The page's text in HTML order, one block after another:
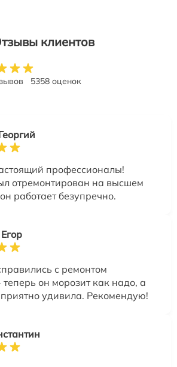
клиентов
5358 оценок
профессионалы!
отремонтирован на высшем
работает безупречно.
с ремонтом
он морозит как надо, а
удивила. Рекомендую!